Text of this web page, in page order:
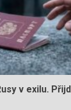
v exilu.